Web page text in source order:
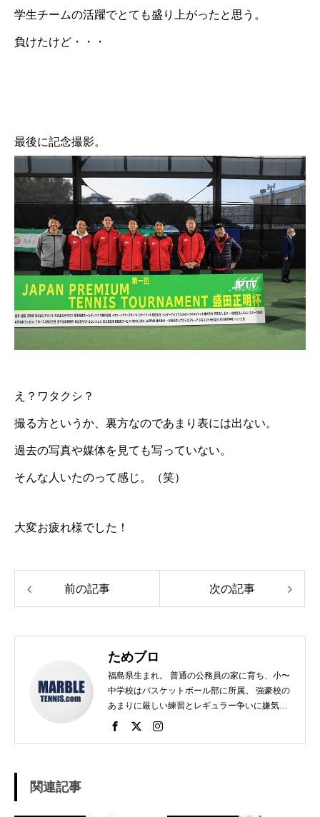
学生チームの活躍でとても盛り上がったと思う。
負けたけど・・・
最後に記念撮影。
え？ワタクシ？
撮る方というか、裏方なのであまり表には出ない。
過去の写真や媒体を見ても写っていない。
そんな人いたのって感じ。（笑）
大変お疲れ様でした！
前の記事 次の記事
ためブロ
福島県生まれ。 普通の公務員の家に育ち、小〜
中学校はバスケットボール部に所属。 強豪校の
あまりに厳しい練習とレギュラー争いに嫌気が
さし、個人スポーツをやることに。 高校で見つ
関連記事